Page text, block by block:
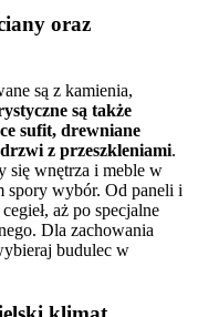
oraz
są z kamienia,
są także
sufit, drewniane
z przeszkleniami.
się wnętrza i meble w
spory wybór. Od paneli i
aż po specjalne
Dla zachowania
budulec w